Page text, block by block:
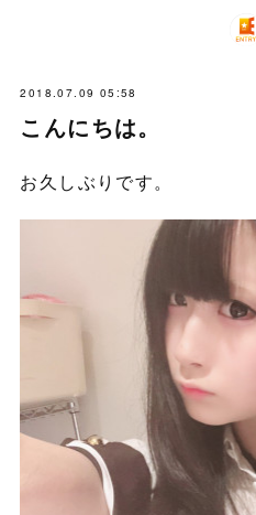
2018.07.09 05:58
こんにちは。
お久しぶりです。